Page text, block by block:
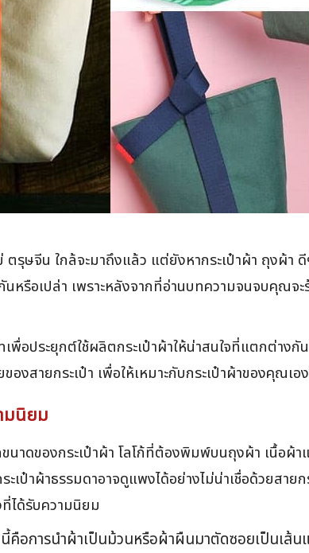
รุษจีน ใกล้จะมาถึงแล้ว แต่ยังหากระเป๋าผ้า ถุงผ้า
หรือเปล่า เพราะหลังจากที่อ่านบทความจนจบคุณจ
เพื่อประยุกต์ใช้ผลิตกระเป๋าผ้าให้น่าสนใจที่แตกต่าง
องสายกระเป๋า เพื่อให้เหมาะกับกระเป๋าผ้าของคุณเอ
มนิยม
นาดของกระเป๋าผ้า โลโก้ที่ต้องพิมพ์บนถุงผ้า เนื้อผ้
เป๋าผ้าธรรมดาอาจดูแพงได้อย่างไม่น่าเชื่อด้วยสา
ที่ได้รับความนิยม
คือการนำผ้าเป็นม้วนหรือผ้าผืนมาตัดซอยเป็นเส้นแ